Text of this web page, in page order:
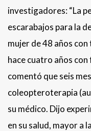
investigadores: “La
escarabajos para la
mujer de 48 años
hace cuatro años
comentó que seis
coleopteroterapia
su médico. Dijo
en su salud, mayor a